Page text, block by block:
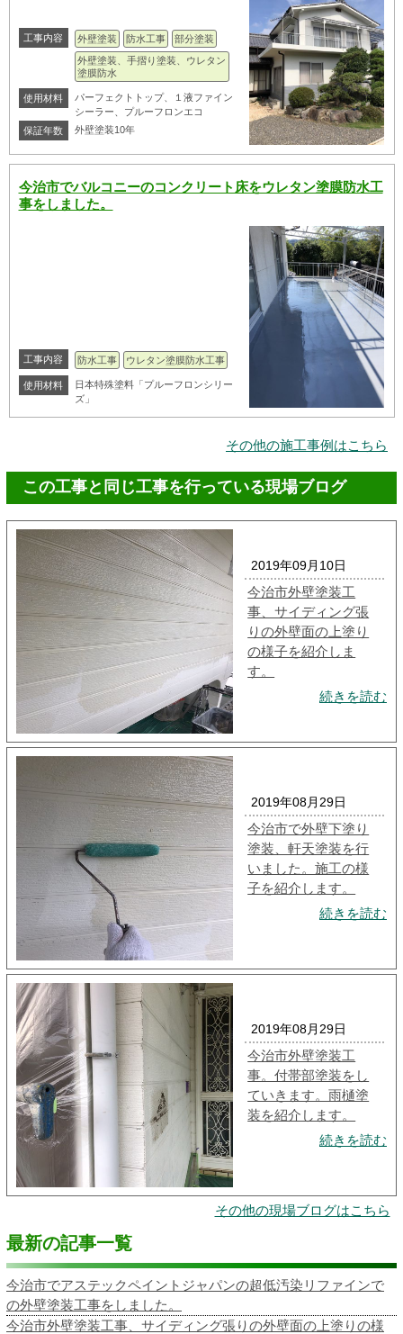
工事内容 外壁塗装 防水工事
部分塗装
外壁塗装、手摺り塗装、ウレタン
塗膜防水
使用材料
パーフェクトトップ、１液ファイン
シーラー、プルーフロンエコ
保証年数
外壁塗装10年
今治市でバルコニーのコンクリート床をウレタン塗膜防水工
事をしました。
工事内容 防水工事 ウレタン塗膜防水工事
使用材料
日本特殊塗料「プルーフロンシリー
ズ」
その他の施工事例はこちら
この工事と同じ工事を行っている現場ブログ
2019年09月10日
今治市外壁塗装工
事、サイディング張
りの外壁面の上塗り
の様子を紹介しま
す。
続きを読む
2019年08月29日
今治市で外壁下塗り
塗装、軒天塗装を行
いました。施工の様
子を紹介します。
続きを読む
2019年08月29日
今治市外壁塗装工
事。付帯部塗装をし
ていきます。雨樋塗
装を紹介します。
続きを読む
その他の現場ブログはこちら
最新の記事一覧
今治市でアステックペイントジャパンの超低汚染リファインで
の外壁塗装工事をしました。
今治市外壁塗装工事、サイディング張りの外壁面の上塗りの様